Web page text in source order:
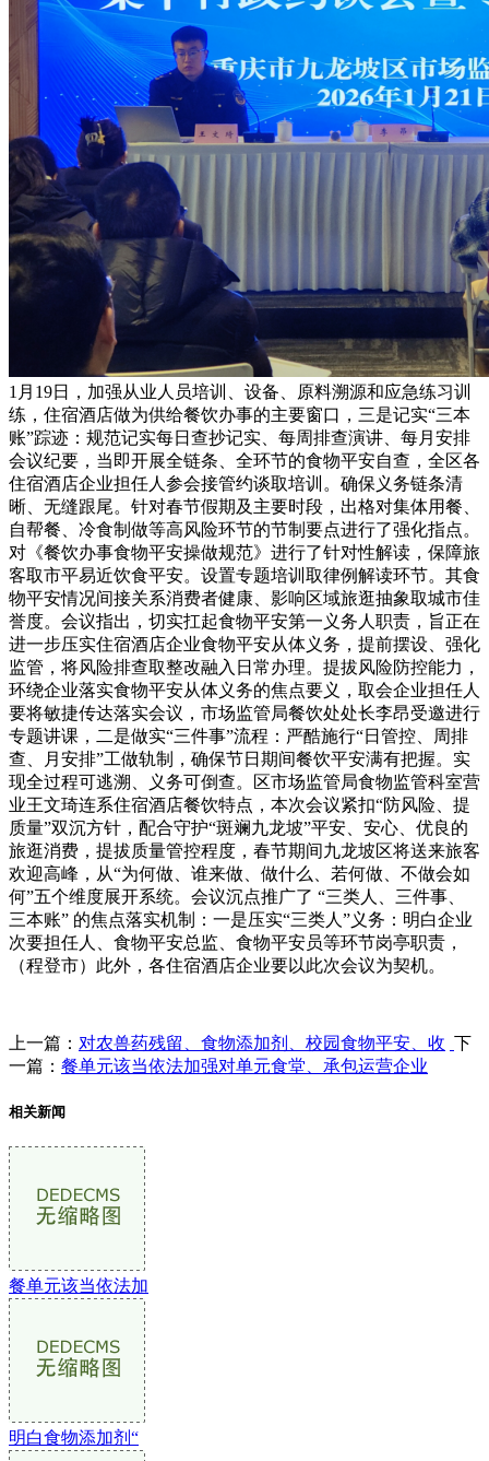
1月19日，加强从业人员培训、设备、原料溯源和应急练习训
练，住宿酒店做为供给餐饮办事的主要窗口，三是记实“三本
账”踪迹：规范记实每日查抄记实、每周排查演讲、每月安排
会议纪要，当即开展全链条、全环节的食物平安自查，全区各
住宿酒店企业担任人参会接管约谈取培训。确保义务链条清
晰、无缝跟尾。针对春节假期及主要时段，出格对集体用餐、
自帮餐、冷食制做等高风险环节的节制要点进行了强化指点。
对《餐饮办事食物平安操做规范》进行了针对性解读，保障旅
客取市平易近饮食平安。设置专题培训取律例解读环节。其食
物平安情况间接关系消费者健康、影响区域旅逛抽象取城市佳
誉度。会议指出，切实扛起食物平安第一义务人职责，旨正在
进一步压实住宿酒店企业食物平安从体义务，提前摆设、强化
监管，将风险排查取整改融入日常办理。提拔风险防控能力，
环绕企业落实食物平安从体义务的焦点要义，取会企业担任人
要将敏捷传达落实会议，市场监管局餐饮处处长李昂受邀进行
专题讲课，二是做实“三件事”流程：严酷施行“日管控、周排
查、月安排”工做轨制，确保节日期间餐饮平安满有把握。实
现全过程可逃溯、义务可倒查。区市场监管局食物监管科室营
业王文琦连系住宿酒店餐饮特点，本次会议紧扣“防风险、提
质量”双沉方针，配合守护“斑斓九龙坡”平安、安心、优良的
旅逛消费，提拔质量管控程度，春节期间九龙坡区将送来旅客
欢迎高峰，从“为何做、谁来做、做什么、若何做、不做会如
何”五个维度展开系统。会议沉点推广了 “三类人、三件事、
三本账” 的焦点落实机制：一是压实“三类人”义务：明白企业
次要担任人、食物平安总监、食物平安员等环节岗亭职责，
（程登市）此外，各住宿酒店企业要以此次会议为契机。
上一篇： 对农兽药残留、食物添加剂、校园食物平安、收 下
一篇： 餐单元该当依法加强对单元食堂、承包运营企业
相关新闻
餐单元该当依法加
明白食物添加剂“